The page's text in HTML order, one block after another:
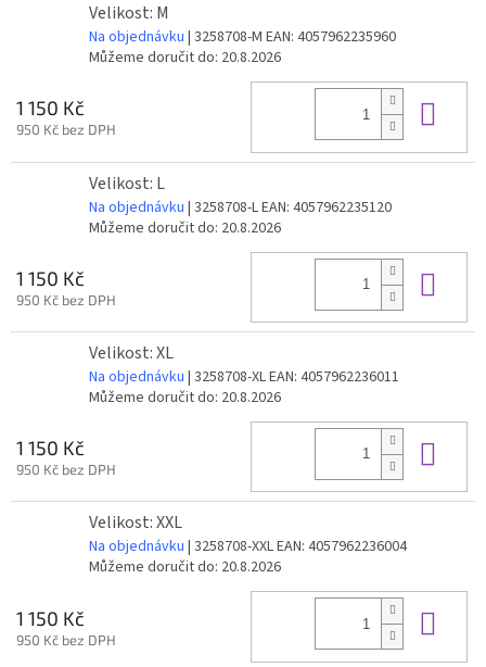
Velikost: M
Na objednávku | 3258708-M EAN: 4057962235960
Můžeme doručit do: 20.8.2026
1 150 Kč
950 Kč bez DPH
Velikost: L
Na objednávku | 3258708-LEAN: 4057962235120
Můžeme doručit do: 20.8.2026
1 150 Kč
950 Kč bez DPH
Velikost: XL
Na objednávku | 3258708-XLEAN: 4057962236011
Můžeme doručit do: 20.8.2026
1 150 Kč
950 Kč bez DPH
Velikost: XXL
Na objednávku | 3258708-XXLEAN: 4057962236004
Můžeme doručit do: 20.8.2026
1 150 Kč
950 Kč bez DPH